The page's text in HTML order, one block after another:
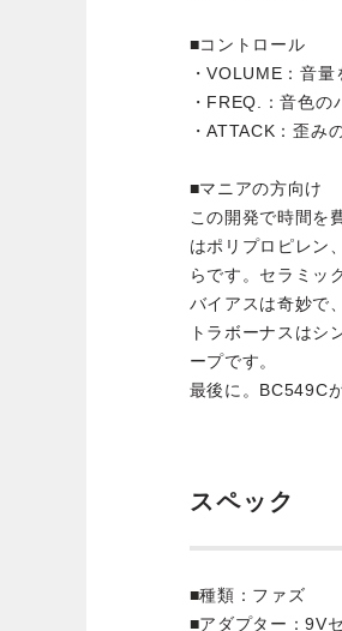
■コントロール
・VOLUME：音量
・FREQ.：音色の
・ATTACK：歪み
■マニアの方向け
この開発で時間を
はポリプロピレン
らです。セラミッ
バイアスは奇妙で
トラボーナスはシ
ープです。
最後に。BC549C
スペック
■種類：ファズ
■アダプター：9V